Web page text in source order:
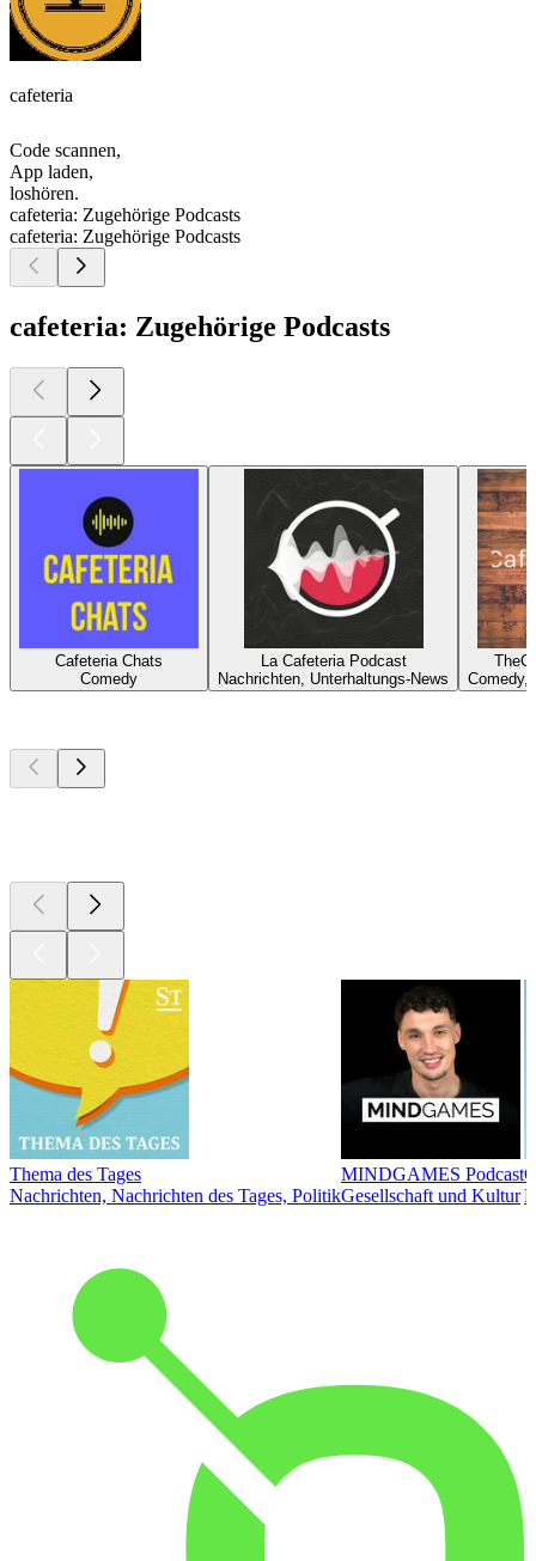
cafeteria
Code scannen,
App laden,
loshören.
cafeteria: Zugehörige Podcasts
cafeteria: Zugehörige Podcasts
cafeteria: Zugehörige Podcasts
Cafeteria Chats
Comedy
La Cafeteria Podcast
Nachrichten, Unterhaltungs-News
Comedy,
Thema des Tages
Nachrichten, Nachrichten des Tages, Politik
MINDGAMES Podcast
Gesellschaft und Kultur